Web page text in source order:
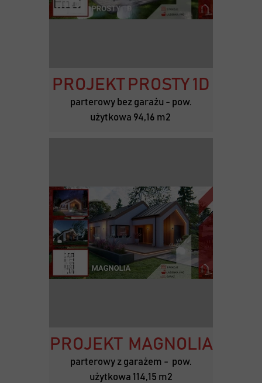
PROJEKT PROSTY 1D
parterowy bez garażu - pow.
użytkowa 94,16 m2
PROJEKT MAGNOLIA
parterowy z garażem - pow.
użytkowa 114,15 m2